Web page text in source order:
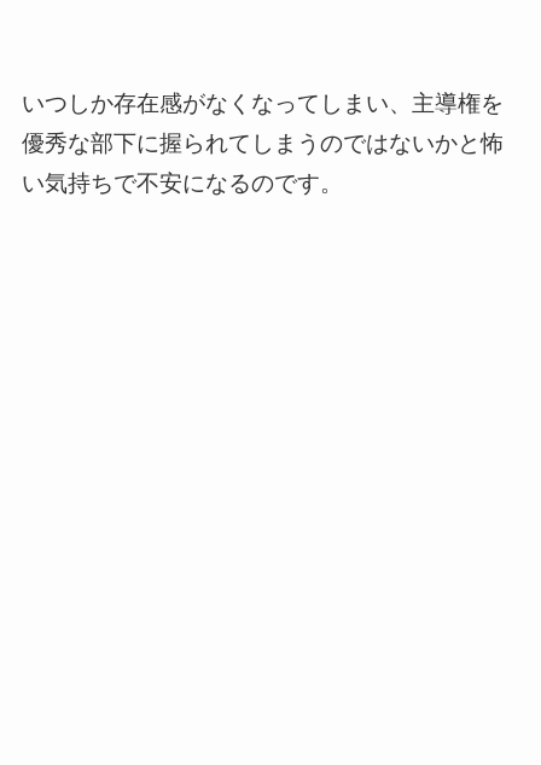
いつしか存在感がなくなってしまい、主導権を
優秀な部下に握られてしまうのではないかと怖
い気持ちで不安になるのです。